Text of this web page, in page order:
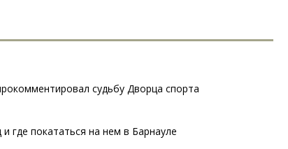
судьбу Дворца спорта
где покататься на нем в Барнауле